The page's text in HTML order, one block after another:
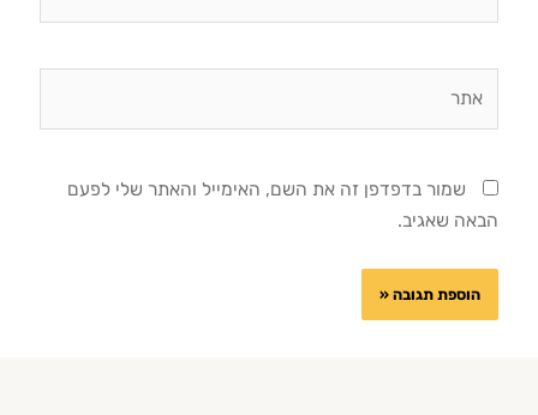
שמור בדפדפן זה את השם, האימייל והאתר שלי לפעם
הבאה שאגיב.